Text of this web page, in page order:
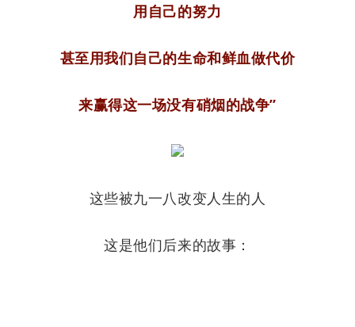
用自己的努力
甚至用我们自己的生命和鲜血做代价
来赢得这一场没有硝烟的战争”
这些被九一八改变人生的人
这是他们后来的故事：